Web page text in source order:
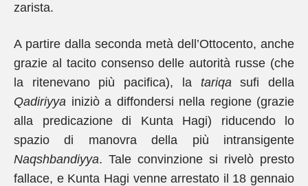
zarista.
A partire dalla seconda metà dell’Ottocento, anche
grazie al tacito consenso delle autorità russe (che
la ritenevano più pacifica), la tariqasufi della
Qadiriyya iniziò a diffondersi nella regione (grazie
alla predicazione di Kunta Hagi) riducendo lo
spazio di manovra della più intransigente
Naqshbandiyya. Tale convinzione si rivelò presto
fallace, e Kunta Hagi venne arrestato il 18 gennaio